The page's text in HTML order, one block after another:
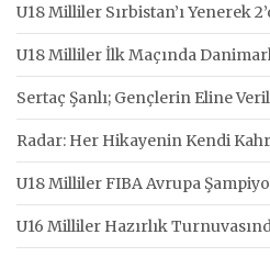
U18 Milliler Sırbistan’ı Yenerek
U18 Milliler İlk Maçında
Sertaç Şanlı; Gençlerin Eline
Radar: Her Hikayenin Kendi
U18 Milliler FIBA Avrupa
U16 Milliler Hazırlık